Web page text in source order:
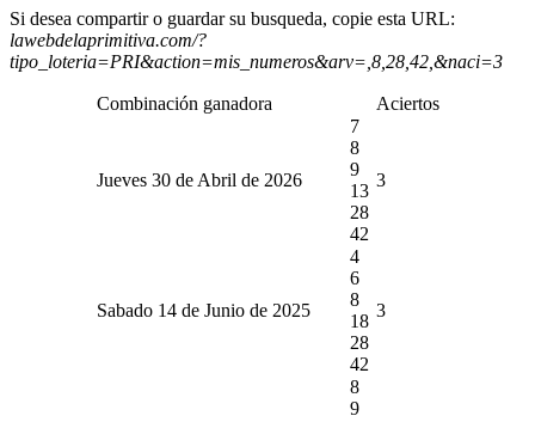
Si desea compartir o guardar su busqueda, copie esta URL:
lawebdelaprimitiva.com/?
tipo_loteria=PRI&action=mis_numeros&arv=,8,28,42,&naci=3
Combinación ganadora Aciertos
Jueves 30 de Abril de 2026
7
8
9
13
28
42
3
Sabado 14 de Junio de 2025
4
6
8
18
28
42
3
8
9